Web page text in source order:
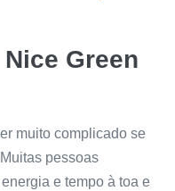
Nice Green
muito complicado se
pessoas
e tempo à toa e